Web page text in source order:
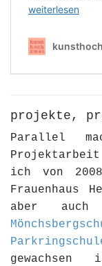
projekte,
Parallel
ich von
Frauenhaus
aber